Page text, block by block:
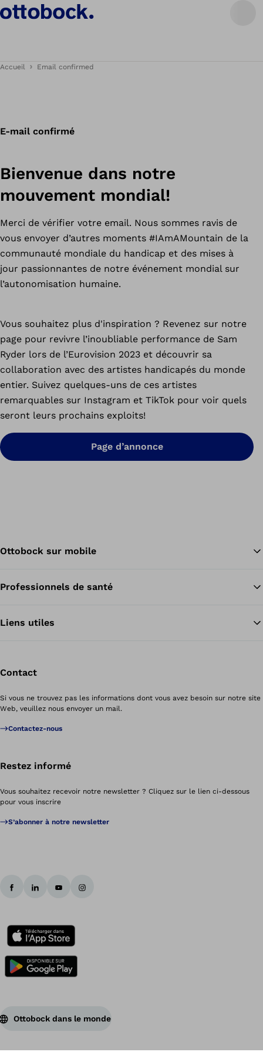
Accueil Email confirmed
E-mail confirmé
Bienvenue dans notre
mouvement mondial!
Merci de vérifier votre email. Nous sommes ravis de
vous envoyer d’autres moments #IAmAMountain de la
communauté mondiale du handicap et des mises à
jour passionnantes de notre événement mondial sur
l’autonomisation humaine.
Vous souhaitez plus d'inspiration ? Revenez sur notre
page pour revivre l’inoubliable performance de Sam
Ryder lors de l’Eurovision 2023 et découvrir sa
collaboration avec des artistes handicapés du monde
entier. Suivez quelques-uns de ces artistes
remarquables sur Instagram et TikTok pour voir quels
seront leurs prochains exploits!
Page d’annonce
Ottobock sur mobile
Professionnels de santé
Liens utiles
Contact
Si vous ne trouvez pas les informations dont vous avez besoin sur notre site
Web, veuillez nous envoyer un mail.
Contactez-nous
Restez informé
Vous souhaitez recevoir notre newsletter ? Cliquez sur le lien ci-dessous
pour vous inscrire
S’abonner à notre newsletter
Ottobock dans le monde